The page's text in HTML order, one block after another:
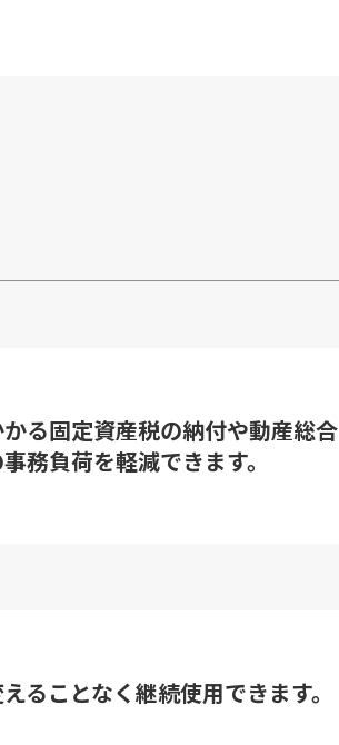
る固定資産税の納付や動産総合
務負荷を軽減できます。
ることなく継続使用できます。